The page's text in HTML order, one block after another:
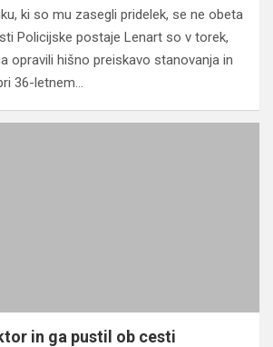
ki so mu zasegli pridelek, se ne obeta
Policijske postaje Lenart so v torek,
opravili hišno preiskavo stanovanja in
36-letnem…
in ga pustil ob cesti